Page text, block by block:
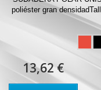
poliéster gran
13,62 €